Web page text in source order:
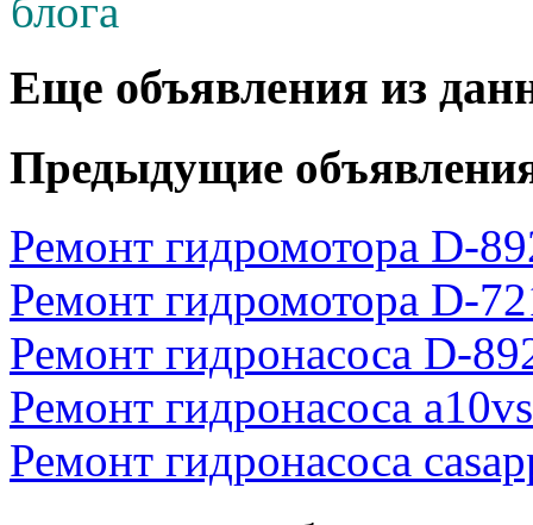
Еще объявления из
Предыдущие
Ремонт гидромотора D-
Ремонт гидромотора D-
Ремонт гидронасоса D-
Ремонт гидронасоса
Ремонт гидронасоса